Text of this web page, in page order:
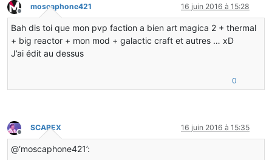
Hors-ligne
moscaphone421 16 juin 2016 à 15:28
Bah dis toi que mon pvp faction a bien art magica 2 + thermal
+ big reactor + mon mod + galactic craft et autres … xD
J’ai édit au dessus
0
Hors-ligne
SCAREX 16 juin 2016 à 15:35
@‘moscaphone421’: